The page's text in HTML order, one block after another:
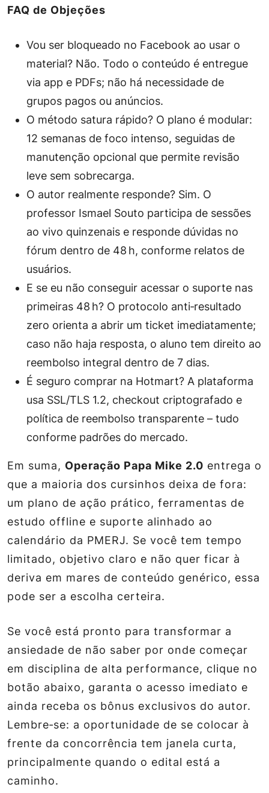
FAQ de Objeções
Vou ser bloqueado no Facebook ao usar o
material? Não. Todo o conteúdo é entregue
via app e PDFs; não há necessidade de
grupos pagos ou anúncios.
O método satura rápido? O plano é modular:
12 semanas de foco intenso, seguidas de
manutenção opcional que permite revisão
leve sem sobrecarga.
O autor realmente responde? Sim. O
professor Ismael Souto participa de sessões
ao vivo quinzenais e responde dúvidas no
fórum dentro de 48 h, conforme relatos de
usuários.
E se eu não conseguir acessar o suporte nas
primeiras 48 h? O protocolo anti‑resultado
zero orienta a abrir um ticket imediatamente;
caso não haja resposta, o aluno tem direito ao
reembolso integral dentro de 7 dias.
É seguro comprar na Hotmart? A plataforma
usa SSL/TLS 1.2, checkout criptografado e
política de reembolso transparente – tudo
conforme padrões do mercado.
Em suma, Operação Papa Mike 2.0 entrega o
que a maioria dos cursinhos deixa de fora:
um plano de ação prático, ferramentas de
estudo offline e suporte alinhado ao
calendário da PMERJ. Se você tem tempo
limitado, objetivo claro e não quer ficar à
deriva em mares de conteúdo genérico, essa
pode ser a escolha certeira.
Se você está pronto para transformar a
ansiedade de não saber por onde começar
em disciplina de alta performance, clique no
botão abaixo, garanta o acesso imediato e
ainda receba os bônus exclusivos do autor.
Lembre‑se: a oportunidade de se colocar à
frente da concorrência tem janela curta,
principalmente quando o edital está a
caminho.